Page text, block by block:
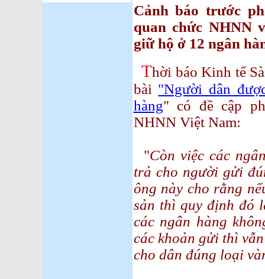
Cảnh báo trước
quan chức NHNN
giữ hộ ở 12 ngân
Thời báo Kinh tế
bài "Người dân
hàng" có đề cập
NHNN Việt Nam:
"Còn việc các
trả cho người gửi
ông này cho rằng
sản thì quy định đó
các ngân hàng
các khoản gửi thì
cho dân đúng loại